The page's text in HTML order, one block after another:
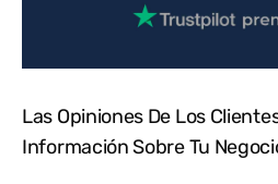
Las Opiniones De Los
Información Sobre Tu